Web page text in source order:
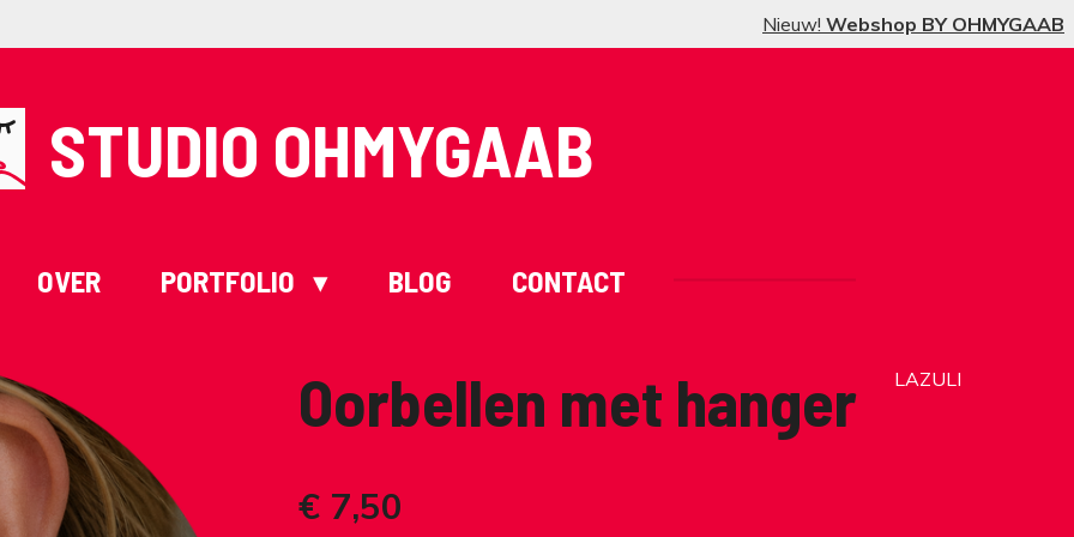
Nieuw! Webshop BY OHMYGAAB
STUDIO OHMYGAAB
OVER PORTFOLIO BLOG CONTACT
Oorbellen met hanger LAZULI
€ 7,50